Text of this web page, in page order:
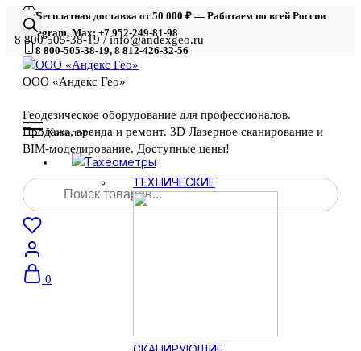
Бесплатная доставка от 50 000 ₽ — Работаем по всей России
Telegram, Max: +7 952-249-81-98
8 800-505-38-19, 8 812-426-32-56
8 800 505-38-19 / info@andexgeo.ru
ООО «Андекс Гео»
Геодезическое оборудование для профессионалов.
Продажа, аренда и ремонт. 3D Лазерное сканирование и
BIM-моделирование. Доступные цены!
Поиск
товаров
0
Каталог
Тахеометры
ТЕХНИЧЕСКИЕ